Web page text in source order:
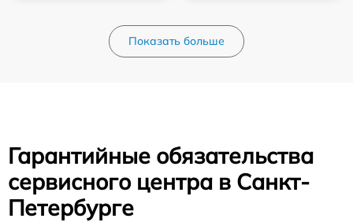
Показать больше
Гарантийные обязательства
сервисного центра в Санкт-
Петербурге